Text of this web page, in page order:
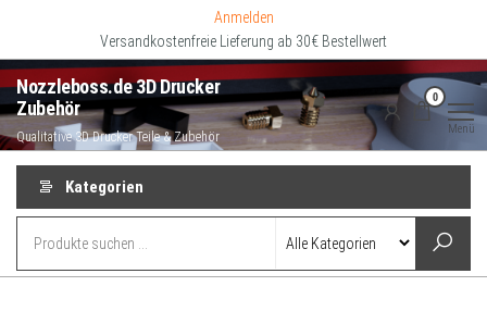
springen
Anmelden
Versandkostenfreie Lieferung ab 30€ Bestellwert
Nozzleboss.de 3D Drucker
Zubehör
Qualitative 3D Drucker Teile & Zubehör
0
Menü
Kategorien